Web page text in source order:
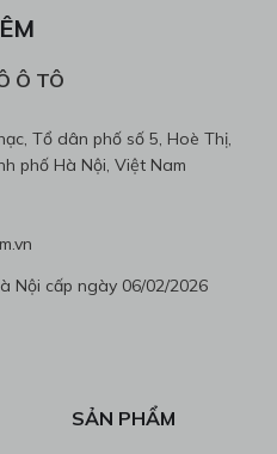
Ô TÔ
Tổ dân phố số 5, Hoè Thị,
phố Hà Nội, Việt Nam
Nội cấp ngày 06/02/2026
SẢN PHẨM